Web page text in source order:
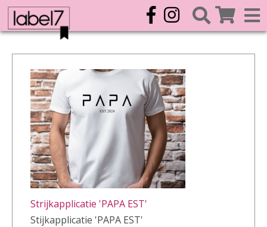
Strijkapplicatie 'PAPA EST'
Stijkapplicatie 'PAPA EST'